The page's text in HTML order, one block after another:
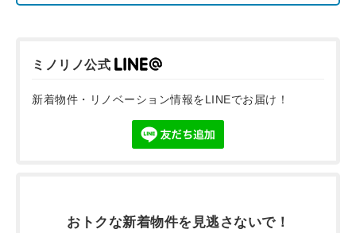
ミノリノ公式
新着物件・リノベーション情報をLINEでお届け！
おトクな新着物件を 見逃さないで！